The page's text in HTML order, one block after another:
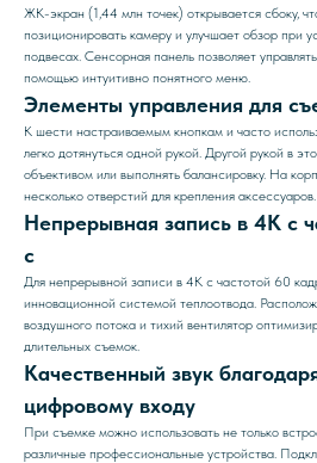
ЖК-экран (1,44 млн точек) открывается сбоку,
позиционировать камеру и улучшает обзор при
подвесах. Сенсорная панель позволяет
помощью интуитивно понятного меню.
Элементы управления для
К шести настраиваемым кнопкам и часто
легко дотянуться одной рукой. Другой рукой в
объективом или выполнять балансировку. На
несколько отверстий для крепления аксессуаров.
Непрерывная запись в 4K с
с
Для непрерывной записи в 4K с частотой 60
инновационной системой теплоотвода.
воздушного потока и тихий вентилятор
длительных съемок.
Качественный звук
цифровому входу
При съемке можно использовать не только
различные профессиональные устройства.